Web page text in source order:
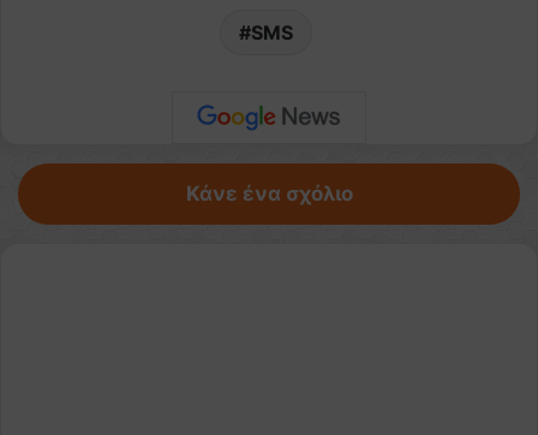
SMS
Κάνε ένα σχόλιο